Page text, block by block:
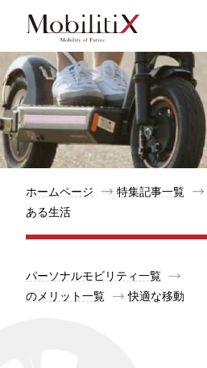
ホームページ 特集記事一覧
ある生活
パーソナルモビリティ一覧
のメリット一覧
快適な移動